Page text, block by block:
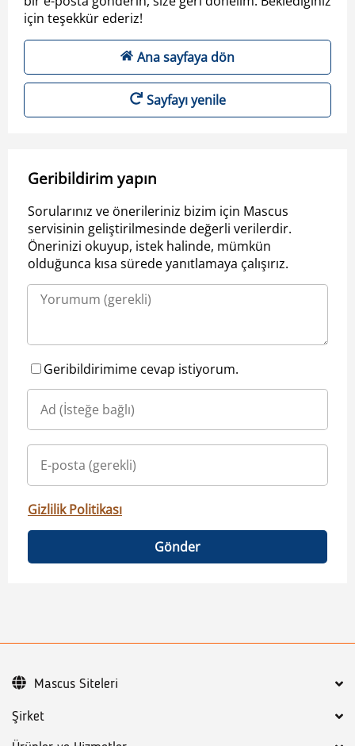
için teşekkür ederiz!
Ana sayfaya dön
Sayfayı yenile
Geribildirim yapın
Sorularınız ve önerileriniz bizim için Mascus
servisinin geliştirilmesinde değerli verilerdir.
Önerinizi okuyup, istek halinde, mümkün
olduğunca kısa sürede yanıtlamaya çalışırız.
Geribildirimime cevap istiyorum.
Gizlilik Politikası
Gönder
Şirket
Mascus Siteleri